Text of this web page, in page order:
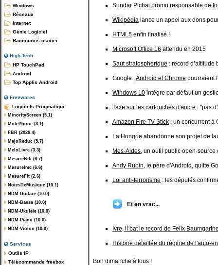
Windows
Réseaux
Internet
Génie Logiciel
Raccourcis clavier
High-Tech
HP TouchPad
Android
Top Applis Android
Freewares
Logiciels Progmatique
MinorityScreen (5.1)
MutePhone (3.1)
FBR (2026.4)
MajoReduc (5.7)
MeloLivre (3.3)
MesureBib (6.7)
MesureImc (6.6)
MesureFit (2.6)
NotesDeMusique (10.1)
NDM-Guitare (10.0)
NDM-Basse (10.0)
NDM-Ukulele (10.0)
NDM-Piano (10.0)
NDM-Violon (10.0)
Services
Outils IP
Télécommande freebox
Sundar Pichai promu responsable de
Wikipédia lance un appel aux dons
HTML5 enfin finalisé !
Microsoft Office 16 attendu en 2015
Saut stratosphérique : record
Google :Android et Chrome pourraient
Windows 10 intègre par défaut un
Taxe sur les cartouches d'encre : "pas
Amazon Fire TV Stick : un concurrent à
La Hongrie abandonne son projet de
Mes-Aides, un outil public open-source
Andy Rubin, le père d'Android, quitte
Loi anti-terrorisme : les députés
Et en vrac...
Ivre, il bat le record de Felix
Histoire détaillée du régime de l'auto-
Bon dimanche à tous !